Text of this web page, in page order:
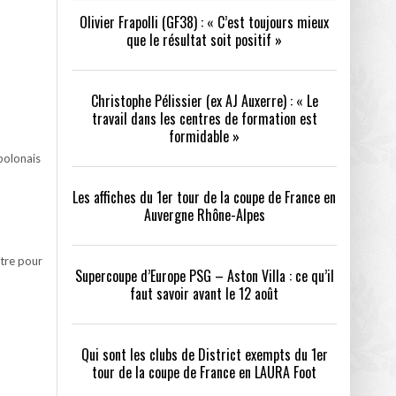
a tenu toutes ses promesses - 04/07/2026
PSG – ASTON VILLA :
QUI SONT LES CLUBS DE DISTRICT EXEMPTS
DU 1ER TOUR DE LA COUPE DE FRANCE EN
LAURA FOOT
pour
Olivier Frapolli (GF38) : « C’est toujours mieux
que le résultat soit positif »
Christophe Pélissier (ex AJ Auxerre) : « Le
travail dans les centres de formation est
formidable »
Les affiches du 1er tour de la coupe de France en
Auvergne Rhône-Alpes
Supercoupe d’Europe PSG – Aston Villa : ce qu’il
faut savoir avant le 12 août
Qui sont les clubs de District exempts du 1er
tour de la coupe de France en LAURA Foot